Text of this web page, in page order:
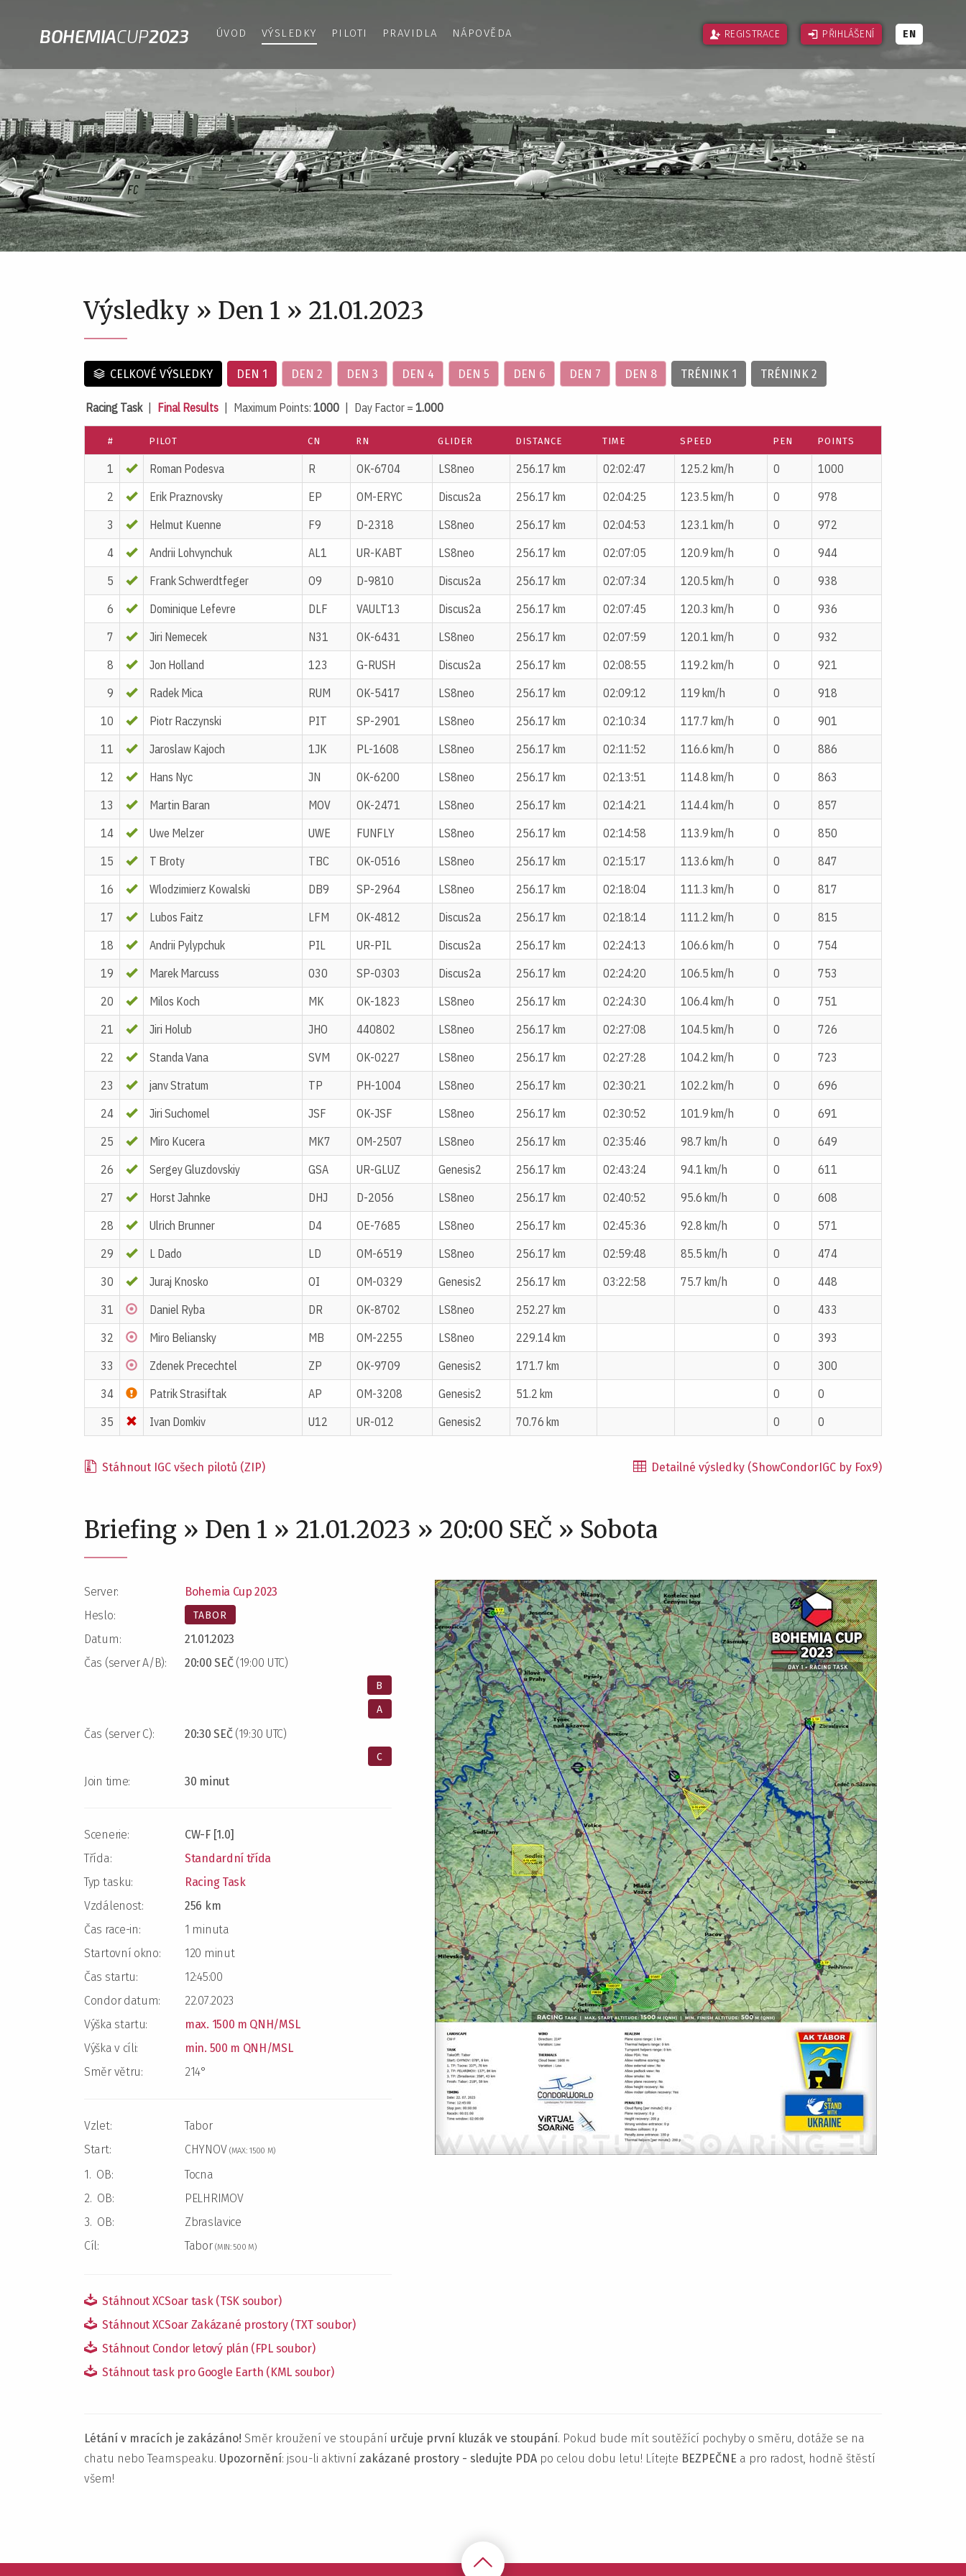
BOHEMIACUP2023 ÚVOD VÝSLEDKY PILOTI PRAVIDLA NÁPOVĚDA REGISTRACE PŘIHLÁŠENÍ EN
Výsledky » Den 1 » 21.01.2023
CELKOVÉ VÝSLEDKY DEN 1 DEN 2 DEN 3 DEN 4 DEN 5 DEN 6 DEN 7 DEN 8 TRÉNINK 1 TRÉNINK 2
Racing Task| Final Results | Maximum Points: 1000 | Day Factor = 1.000
# PILOT CN RN GLIDER DISTANCE TIME SPEED PEN POINTS
1 Roman Podesva R OK-6704 LS8neo 256.17 km 02:02:47 125.2 km/h 0
1000
2
Erik Praznovsky EP OM-ERYC Discus2a 256.17 km 02:04:25 123.5 km/h 0
978
3
Helmut Kuenne F9 D-2318 LS8neo 256.17 km 02:04:53 123.1 km/h 0
972
4
Andrii Lohvynchuk AL1 UR-KABT LS8neo 256.17 km 02:07:05 120.9 km/h 0
944
5
Frank Schwerdtfeger O9 D-9810 Discus2a 256.17 km 02:07:34 120.5 km/h 0
938
6
Dominique Lefevre DLF VAULT13 Discus2a 256.17 km 02:07:45 120.3 km/h 0
936
7
Jiri Nemecek N31 OK-6431 LS8neo 256.17 km 02:07:59 120.1 km/h 0
932
8
Jon Holland 123 G-RUSH Discus2a 256.17 km 02:08:55 119.2 km/h 0
921
9
Radek Mica RUM OK-5417 LS8neo 256.17 km 02:09:12 119 km/h 0
918
10
Piotr Raczynski PIT SP-2901 LS8neo 256.17 km 02:10:34 117.7 km/h 0
901
11
Jaroslaw Kajoch 1JK PL-1608 LS8neo 256.17 km 02:11:52 116.6 km/h 0
886
12
Hans Nyc JN 0K-6200 LS8neo 256.17 km 02:13:51 114.8 km/h 0
863
13
Martin Baran MOV OK-2471 LS8neo 256.17 km 02:14:21 114.4 km/h 0
857
14
Uwe Melzer UWE FUNFLY LS8neo 256.17 km 02:14:58 113.9 km/h 0
850
15
T Broty TBC OK-0516 LS8neo 256.17 km 02:15:17 113.6 km/h 0
847
16
Wlodzimierz Kowalski DB9 SP-2964 LS8neo 256.17 km 02:18:04 111.3 km/h 0
817
17
Lubos Faitz LFM OK-4812 Discus2a 256.17 km 02:18:14 111.2 km/h 0
815
18
Andrii Pylypchuk PIL UR-PIL Discus2a 256.17 km 02:24:13 106.6 km/h 0
754
19
Marek Marcuss 030 SP-0303 Discus2a 256.17 km 02:24:20 106.5 km/h 0
753
20
Milos Koch MK OK-1823 LS8neo 256.17 km 02:24:30 106.4 km/h 0
751
21
Jiri Holub JHO 440802 LS8neo 256.17 km 02:27:08 104.5 km/h 0
726
22
Standa Vana SVM OK-0227 LS8neo 256.17 km 02:27:28 104.2 km/h 0
723
23
janv Stratum TP PH-1004 LS8neo 256.17 km 02:30:21 102.2 km/h 0
696
24
Jiri Suchomel JSF OK-JSF LS8neo 256.17 km 02:30:52 101.9 km/h 0
691
25
Miro Kucera MK7 OM-2507 LS8neo 256.17 km 02:35:46 98.7 km/h 0
649
26
Sergey Gluzdovskiy GSA UR-GLUZ Genesis2 256.17 km 02:43:24 94.1 km/h 0
611
27
Horst Jahnke DHJ D-2056 LS8neo 256.17 km 02:40:52 95.6 km/h 0
608
28
Ulrich Brunner D4 OE-7685 LS8neo 256.17 km 02:45:36 92.8 km/h 0
571
29
L Dado LD OM-6519 LS8neo 256.17 km 02:59:48 85.5 km/h 0
474
30
Juraj Knosko OI OM-0329 Genesis2 256.17 km 03:22:58 75.7 km/h 0
448
31
Daniel Ryba DR OK-8702 LS8neo 252.27 km 0
433
32
Miro Beliansky MB OM-2255 LS8neo 229.14 km 0
393
33
Zdenek Precechtel ZP OK-9709 Genesis2 171.7 km 0
300
34
Patrik Strasiftak AP OM-3208 Genesis2 51.2 km 0
0
35
Ivan Domkiv U12 UR-012 Genesis2 70.76 km 0 0
Stáhnout IGC všech pilotů (ZIP) Detailné výsledky (ShowCondorIGC by Fox9)
Briefing » Den 1 » 21.01.2023 » 20:00 SEČ » Sobota
Server:
Bohemia Cup 2023
Heslo:
TABOR
Datum:
21.01.2023
Čas (server A/B):
20:00 SEČ(19:00 UTC)
B
A
Čas (server C): 20:30 SEČ(19:30 UTC)
C
Join time: 30 minut
Scenerie:
CW-F [1.0]
Třída:
Standardní třída
Typ tasku:
Racing Task
Vzdálenost:
256 km
Čas race-in:
1 minuta
Startovní okno:
120 minut
Čas startu:
12:45:00
Condor datum:
22.07.2023
Výška startu:
max. 1500 m QNH/MSL
Výška v cíli:
min. 500 m QNH/MSL
Směr větru:
214°
Vzlet:
Tabor
Start:
CHYNOV (MAX: 1500 M)
1. OB:
Tocna
2. OB:
PELHRIMOV
3. OB:
Zbraslavice
Cíl:
Tabor(MIN: 500 M)
Stáhnout XCSoar task (TSK soubor)
Stáhnout XCSoar Zakázané prostory (TXT soubor)
Stáhnout Condor letový plán (FPL soubor)
Stáhnout task pro Google Earth (KML soubor)
Létání v mracích je zakázáno! Směr kroužení ve stoupání určuje první kluzák ve stoupání. Pokud bude mít soutěžící pochyby o směru, dotáže se na
chatu nebo Teamspeaku. Upozornění: jsou-li aktivní zakázané prostory - sledujte PDA po celou dobu letu! Lítejte BEZPEČNE a pro radost, hodně štěstí
všem!